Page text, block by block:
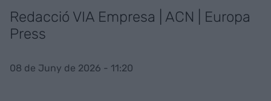
Redacció VIA Empresa | ACN | Europa
Press
08 de Juny de 2026 - 11:20